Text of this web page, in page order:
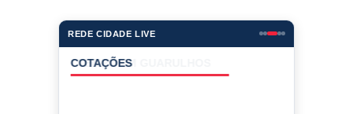
REDE CIDADE LIVE
COTAÇÕES